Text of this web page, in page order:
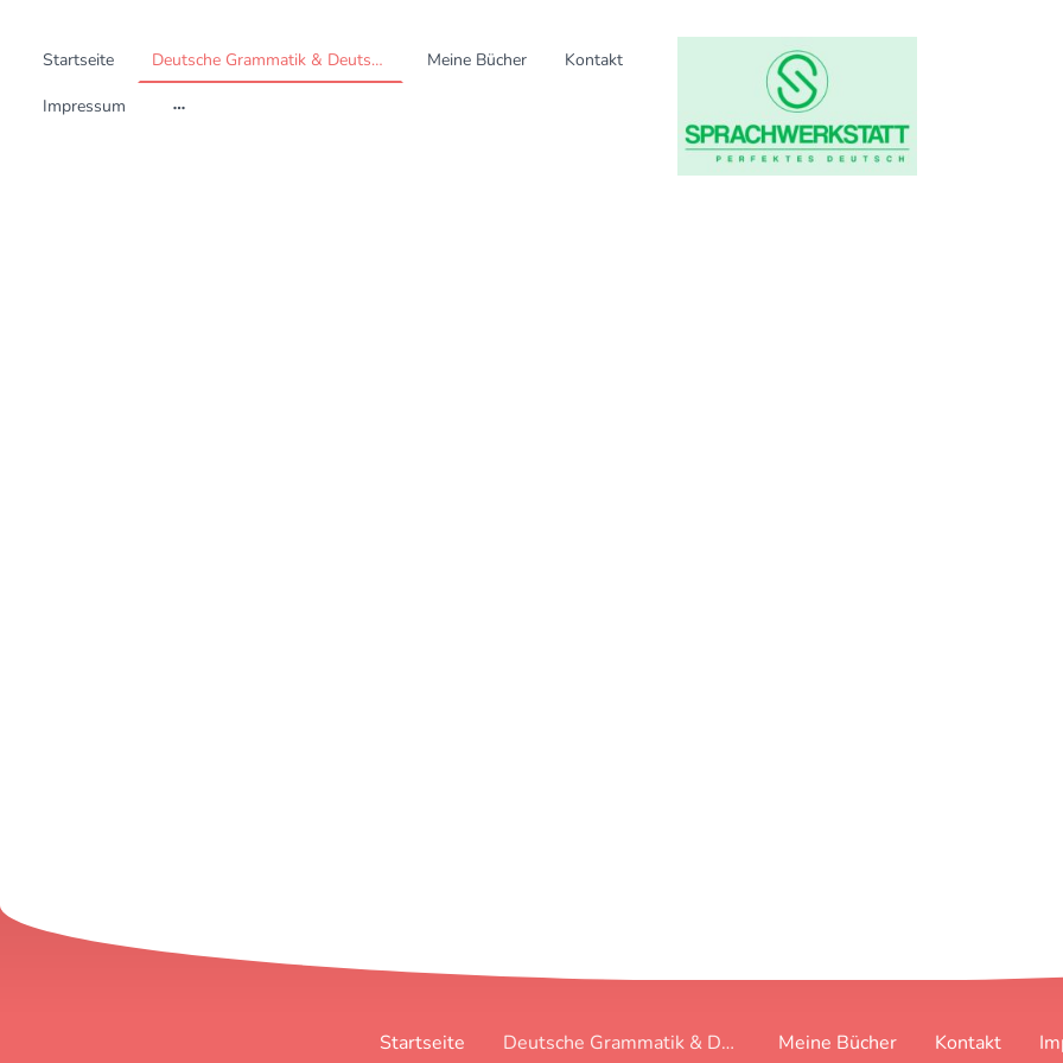
Startseite Deutsche Grammatik & Deutsch in der Pflege Meine Bücher Kontakt
Impressum
Startseite Deutsche Grammatik & Deutsch in der Pflege Meine Bücher Kontakt